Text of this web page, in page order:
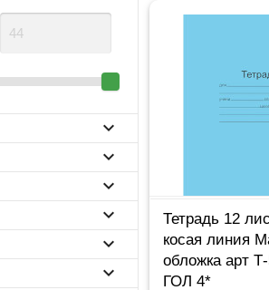
Тетрадь 12
косая линия
обложка арт
ГОЛ 4*